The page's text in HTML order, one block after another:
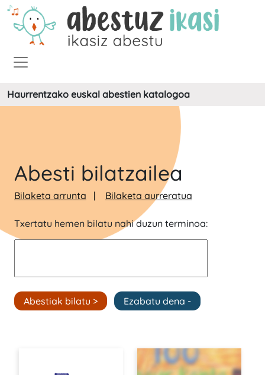
Haurrentzako euskal abestien katalogoa
Abesti bilatzailea
Bilaketa arrunta Bilaketa aurreratua
Txertatu hemen bilatu nahi duzun terminoa: